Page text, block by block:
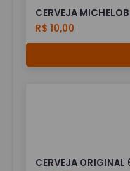
CERVEJA
R$ 10,00
CERVEJA ORIGINAL